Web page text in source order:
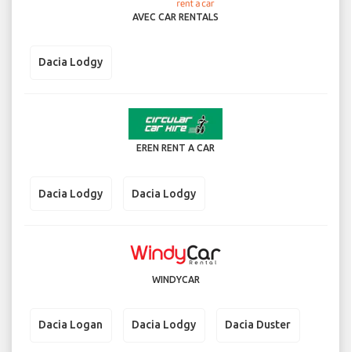
AVEC CAR RENTALS
Dacia Lodgy
EREN RENT A CAR
Dacia Lodgy Dacia Lodgy
WINDYCAR
Dacia Logan Dacia Lodgy Dacia Duster